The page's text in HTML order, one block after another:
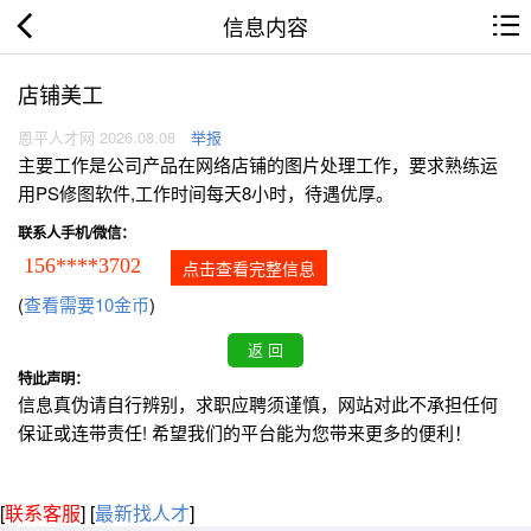
信息内容
店铺美工
恩平人才网 2026.08.08 举报
主要工作是公司产品在网络店铺的图片处理工作，要求熟练运
用PS修图软件,工作时间每天8小时，待遇优厚。
联系人手机/微信：
156****3702 点击查看完整信息
(查看需要10金币)
特此声明：
信息真伪请自行辨别，求职应聘须谨慎，网站对此不承担任何
保证或连带责任! 希望我们的平台能为您带来更多的便利！
[联系客服] [最新找人才]